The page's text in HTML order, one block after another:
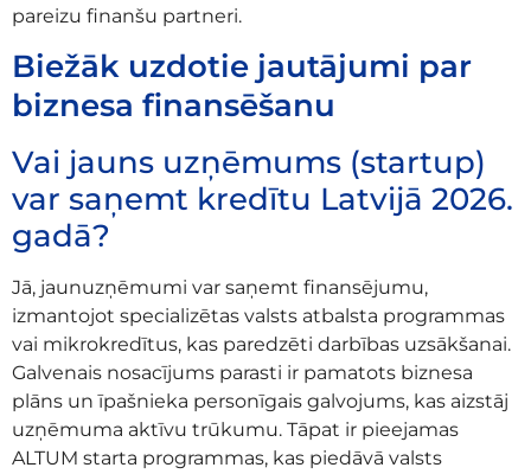
pareizu finanšu partneri.
Biežāk uzdotie jautājumi par
biznesa finansēšanu
Vai jauns uzņēmums (startup)
var saņemt kredītu Latvijā 2026.
gadā?
Jā, jaunuzņēmumi var saņemt finansējumu,
izmantojot specializētas valsts atbalsta programmas
vai mikrokredītus, kas paredzēti darbības uzsākšanai.
Galvenais nosacījums parasti ir pamatots biznesa
plāns un īpašnieka personīgais galvojums, kas aizstāj
uzņēmuma aktīvu trūkumu. Tāpat ir pieejamas
ALTUM starta programmas, kas piedāvā valsts